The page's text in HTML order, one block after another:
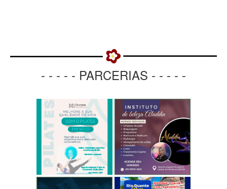
- - - - - PARCERIAS - - - - -